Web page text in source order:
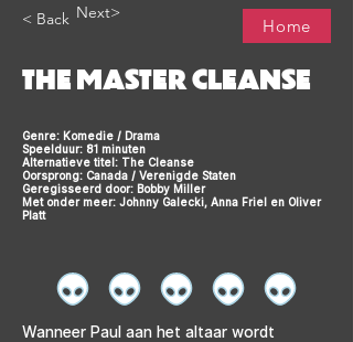
< Back Next>
Home
THE MASTER CLEANSE
Genre: Komedie / Drama
Speelduur: 81 minuten
Alternatieve titel: The Cleanse
Oorsprong: Canada / Verenigde Staten
Geregisseerd door: Bobby Miller
Met onder meer: Johnny Galecki, Anna Friel en Oliver
Platt
Wanneer Paul aan het altaar wordt